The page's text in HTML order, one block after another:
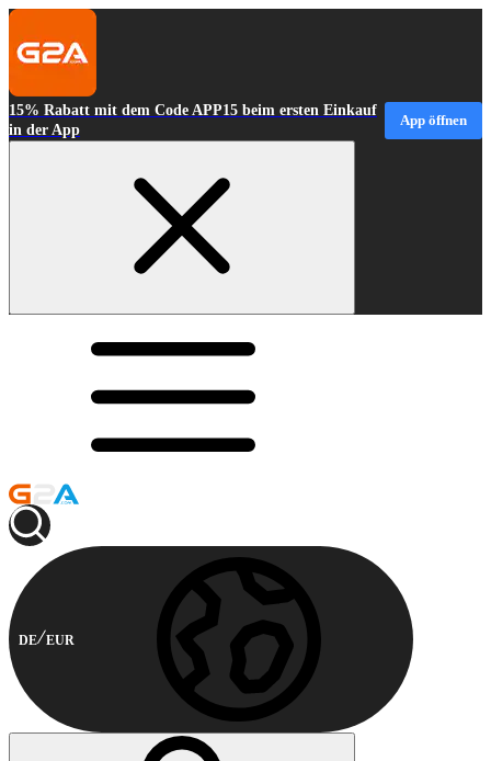
15% Rabatt mit dem Code APP15 beim ersten Einkauf
in der App
App öffnen
DE EUR